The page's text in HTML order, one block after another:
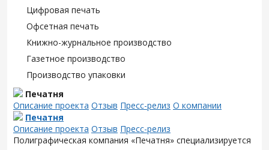
Цифровая печать
Офсетная печать
Книжно-журнальное производство
Газетное производство
Производство упаковки
Печатня
Описание проекта Отзыв Пресс-релиз О компании
Печатня
Описание проекта Отзыв Пресс-релиз
Полиграфическая компания «Печатня» специализируется